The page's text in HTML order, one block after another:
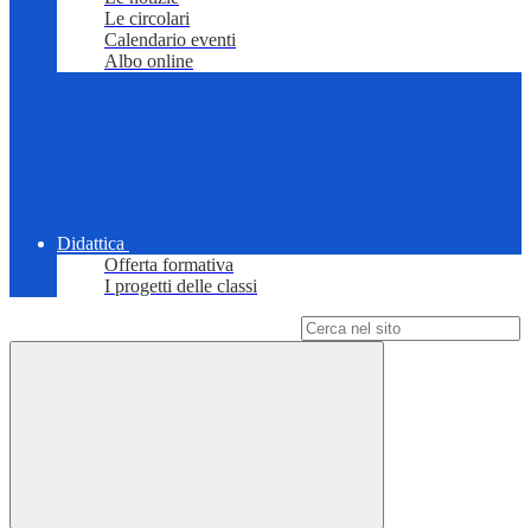
Le circolari
Calendario eventi
Albo online
Didattica
Offerta formativa
I progetti delle classi